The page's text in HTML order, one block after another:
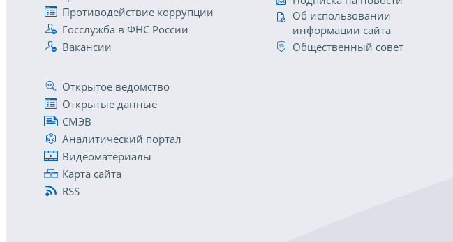
Противодействие коррупции
Госслужба в ФНС России
Вакансии
Об использовании
информации сайта
Общественный совет
Открытое ведомство
Открытые данные
СМЭВ
Аналитический портал
Видеоматериалы
Карта сайта
RSS